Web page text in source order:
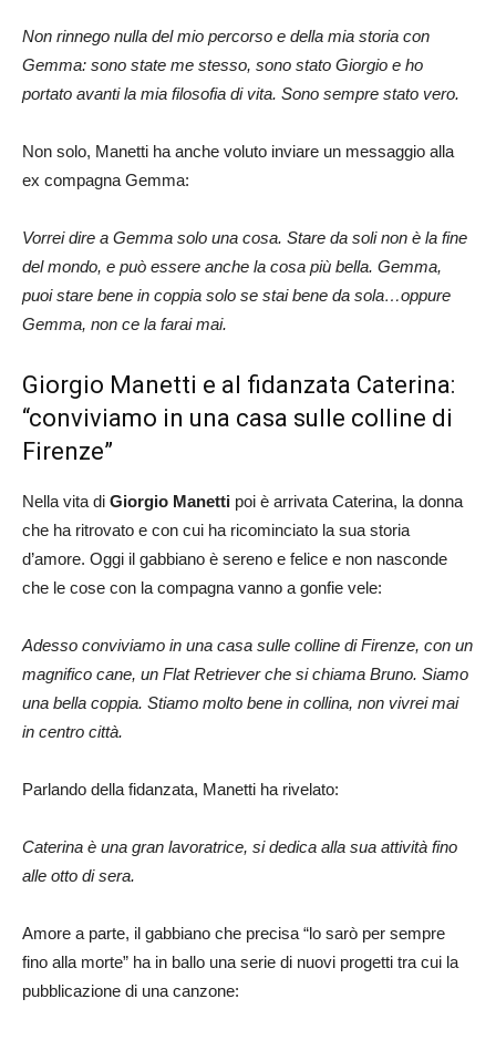
Non rinnego nulla del mio percorso e della mia storia con
Gemma: sono state me stesso, sono stato Giorgio e ho
portato avanti la mia filosofia di vita. Sono sempre stato vero.
Non solo, Manetti ha anche voluto inviare un messaggio alla
ex compagna Gemma:
Vorrei dire a Gemma solo una cosa. Stare da soli non è la fine
del mondo, e può essere anche la cosa più bella. Gemma,
puoi stare bene in coppia solo se stai bene da sola…oppure
Gemma, non ce la farai mai.
Giorgio Manetti e al fidanzata Caterina:
“conviviamo in una casa sulle colline di
Firenze”
Nella vita di Giorgio Manetti poi è arrivata Caterina, la donna
che ha ritrovato e con cui ha ricominciato la sua storia
d’amore. Oggi il gabbiano è sereno e felice e non nasconde
che le cose con la compagna vanno a gonfie vele:
Adesso conviviamo in una casa sulle colline di Firenze, con un
magnifico cane, un Flat Retriever che si chiama Bruno. Siamo
una bella coppia. Stiamo molto bene in collina, non vivrei mai
in centro città.
Parlando della fidanzata, Manetti ha rivelato:
Caterina è una gran lavoratrice, si dedica alla sua attività fino
alle otto di sera.
Amore a parte, il gabbiano che precisa “lo sarò per sempre
fino alla morte” ha in ballo una serie di nuovi progetti tra cui la
pubblicazione di una canzone: